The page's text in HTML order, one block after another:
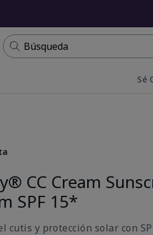
Búsqueda
Sé
CC Cream
SPF 15*
cutis y protección solar con